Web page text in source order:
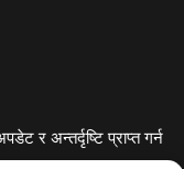
र अन्तर्दृष्टि प्राप्त गर्न